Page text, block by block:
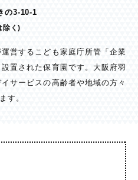
の3-10-1
除く)
営するこども家庭庁所管「企業
置された保育園です。大阪府羽
サービスの高齢者や地域の方々
す。